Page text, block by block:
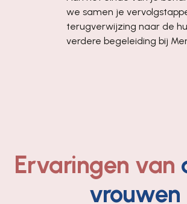
we samen je
terugverwijzing naar de
verdere begeleiding bij
Ervaringen van
vrouwen